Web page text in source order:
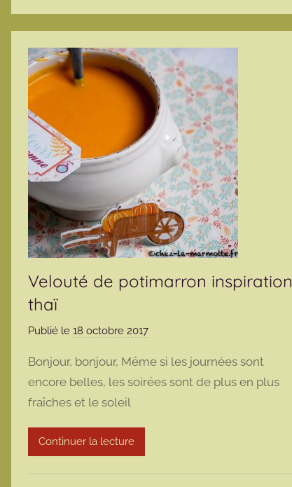
Velouté de potimarron inspiration
thaï
Publié le 18 octobre 2017p
r
m
Bonjour, bonjour, Même si les journées sont
encore belles, les soirées sont de plus en plus
fraîches et le soleil
Continuer la lecture